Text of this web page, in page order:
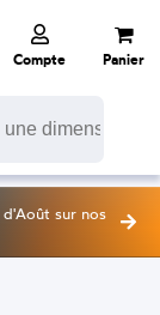
Compte Panier
sur nos